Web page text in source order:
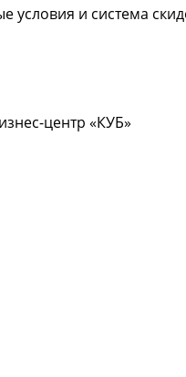
условия и система
центр «КУБ»